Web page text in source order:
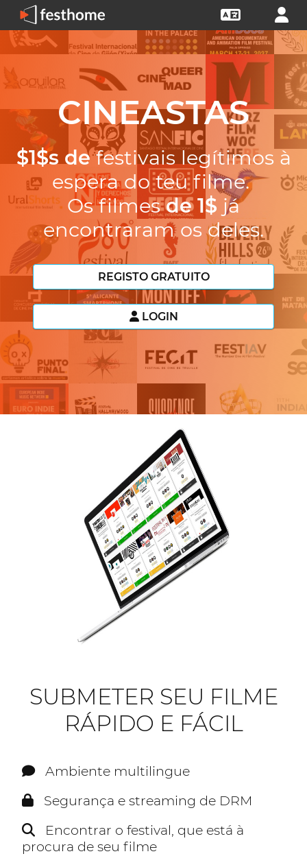
CINEASTAS
$1$s defestivais legítimos à
espera do teu filme.
Os filmesde 1$ já
encontraram os deles.
REGISTO GRATUITO
LOGIN
SUBMETER SEU FILME
RÁPIDO E FÁCIL
Ambiente multilingue
Segurança e streaming de DRM
Encontrar o festival, que está à
procura de seu filme